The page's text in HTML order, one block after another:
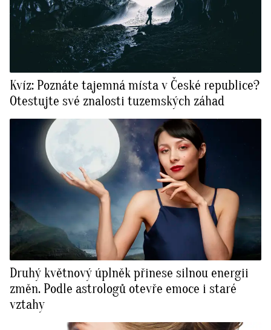
Kvíz: Poznáte tajemná místa v České republice?
Otestujte své znalosti tuzemských záhad
Druhý květnový úplněk přinese silnou energii
změn. Podle astrologů otevře emoce i staré
vztahy